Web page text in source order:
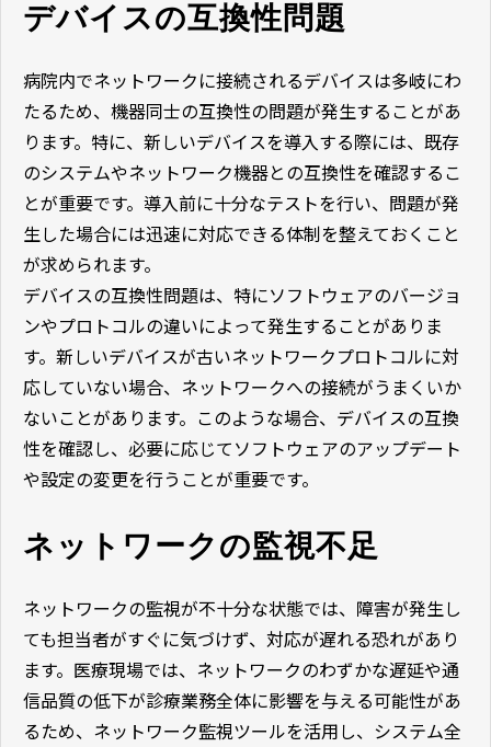
デバイスの互換性問題
病院内でネットワークに接続されるデバイスは多岐にわ
たるため、機器同士の互換性の問題が発生することがあ
ります。特に、新しいデバイスを導入する際には、既存
のシステムやネットワーク機器との互換性を確認するこ
とが重要です。導入前に十分なテストを行い、問題が発
生した場合には迅速に対応できる体制を整えておくこと
が求められます。
デバイスの互換性問題は、特にソフトウェアのバージョ
ンやプロトコルの違いによって発生することがありま
す。新しいデバイスが古いネットワークプロトコルに対
応していない場合、ネットワークへの接続がうまくいか
ないことがあります。このような場合、デバイスの互換
性を確認し、必要に応じてソフトウェアのアップデート
や設定の変更を行うことが重要です。
ネットワークの監視不足
ネットワークの監視が不十分な状態では、障害が発生し
ても担当者がすぐに気づけず、対応が遅れる恐れがあり
ます。医療現場では、ネットワークのわずかな遅延や通
信品質の低下が診療業務全体に影響を与える可能性があ
るため、ネットワーク監視ツールを活用し、システム全